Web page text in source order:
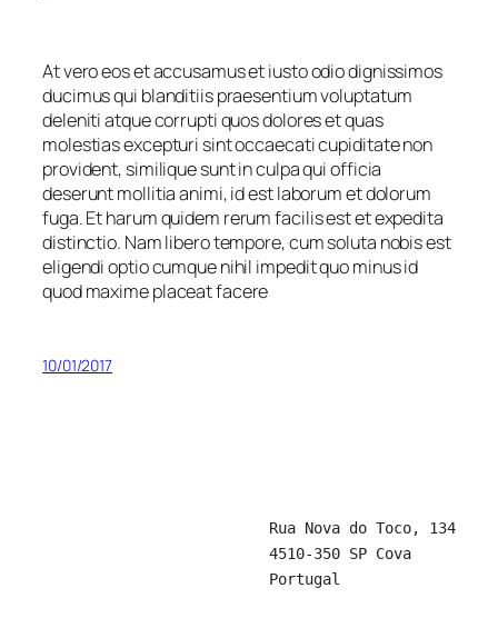
At vero eos et accusamus et iusto odio dignissimos
ducimus qui blanditiis praesentium voluptatum
deleniti atque corrupti quos dolores et quas
molestias excepturi sint occaecati cupiditate non
provident, similique sunt in culpa qui officia
deserunt mollitia animi, id est laborum et dolorum
fuga. Et harum quidem rerum facilis est et expedita
distinctio. Nam libero tempore, cum soluta nobis est
eligendi optio cumque nihil impedit quo minus id
quod maxime placeat facere
10/01/2017
Rua Nova do Toco, 134
4510-350 SP Cova
Portugal